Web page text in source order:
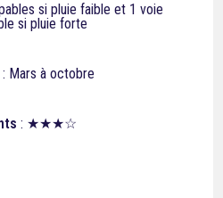
si pluie faible et 1 voie
si pluie forte
: Mars à octobre
: ★★★☆